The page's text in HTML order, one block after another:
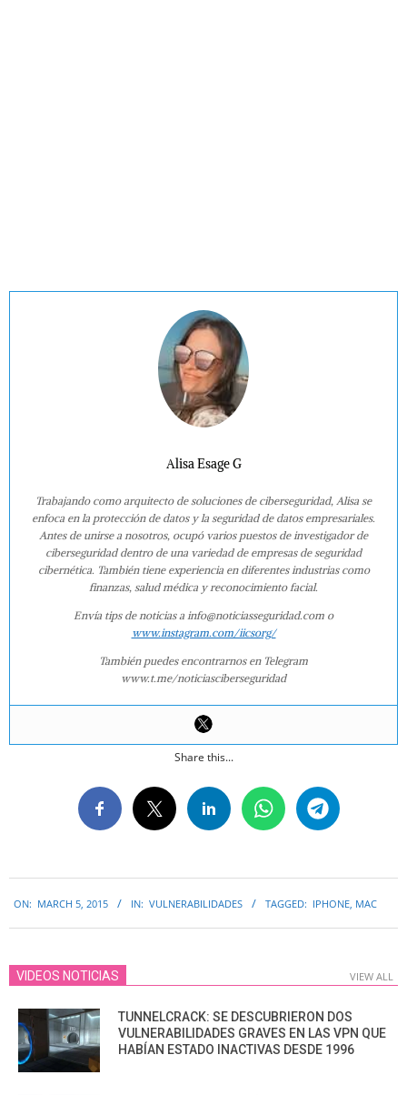
Alisa Esage G
Trabajando como arquitecto de soluciones de ciberseguridad, Alisa se
enfoca en la protección de datos y la seguridad de datos empresariales.
Antes de unirse a nosotros, ocupó varios puestos de investigador de
ciberseguridad dentro de una variedad de empresas de seguridad
cibernética. También tiene experiencia en diferentes industrias como
finanzas, salud médica y reconocimiento facial.
Envía tips de noticias a info@noticiasseguridad.com o
www.instagram.com/iicsorg/
También puedes encontrarnos en Telegram
www.t.me/noticiasciberseguridad
Share this...
03-
05
ON: MARCH 5, 2015 IN: VULNERABILIDADES TAGGED: IPHONE MAC
VIDEOS NOTICIAS VIEW ALL
TUNNELCRACK: SE DESCUBRIERON DOS
VULNERABILIDADES GRAVES EN LAS VPN QUE
HABÍAN ESTADO INACTIVAS DESDE 1996